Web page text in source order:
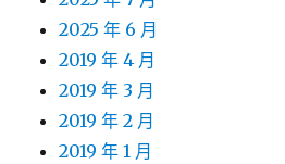
2025 年 6 月
2019 年 4 月
2019 年 3 月
2019 年 2 月
2019 年 1 月